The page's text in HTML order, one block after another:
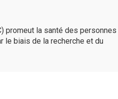
promeut la santé des personnes
le biais de la recherche et du